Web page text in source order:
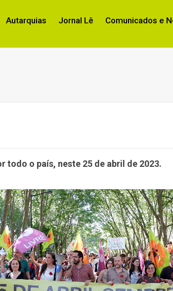
Autarquias Jornal Lê Comunicados e
todo o país, neste 25 de abril de 2023.